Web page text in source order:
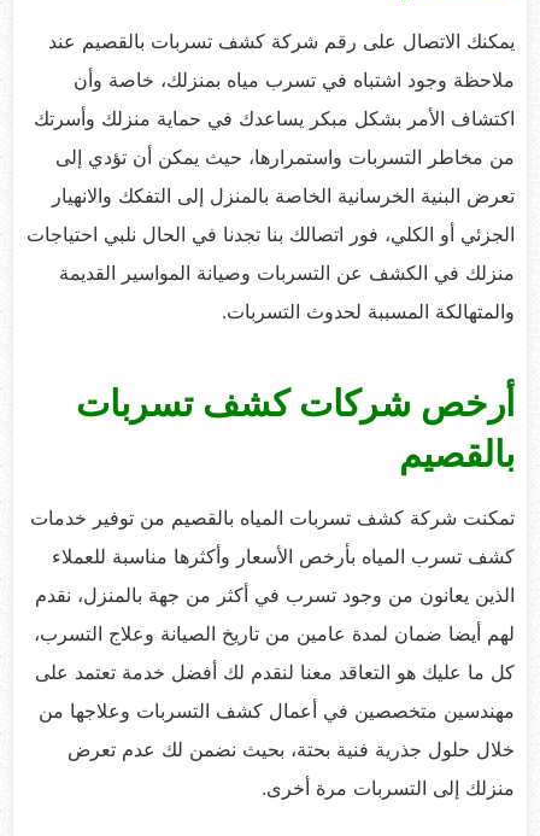
يمكنك الاتصال على رقم شركة كشف تسربات بالقصيم عند
ملاحظة وجود اشتباه في تسرب مياه بمنزلك، خاصة وأن
اكتشاف الأمر بشكل مبكر يساعدك في حماية منزلك وأسرتك
من مخاطر التسربات واستمرارها، حيث يمكن أن تؤدي إلى
تعرض البنية الخرسانية الخاصة بالمنزل إلى التفكك والانهيار
الجزئي أو الكلي، فور اتصالك بنا تجدنا في الحال نلبي احتياجات
منزلك في الكشف عن التسربات وصيانة المواسير القديمة
والمتهالكة المسببة لحدوث التسربات.
أرخص شركات كشف تسربات
بالقصيم
تمكنت شركة كشف تسربات المياه بالقصيم من توفير خدمات
كشف تسرب المياه بأرخص الأسعار وأكثرها مناسبة للعملاء
الذين يعانون من وجود تسرب في أكثر من جهة بالمنزل، نقدم
لهم أيضا ضمان لمدة عامين من تاريخ الصيانة وعلاج التسرب،
كل ما عليك هو التعاقد معنا لنقدم لك أفضل خدمة تعتمد على
مهندسين متخصصين في أعمال كشف التسربات وعلاجها من
خلال حلول جذرية فنية بحتة، بحيث نضمن لك عدم تعرض
منزلك إلى التسربات مرة أخرى.